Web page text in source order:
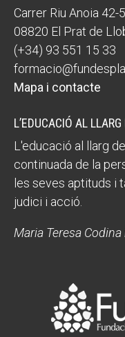
Carrer Riu Anoia 42-
08820 El Prat de
(+34) 93 551 15 33
Mapa i contacte
L’EDUCACIÓ AL
L'educació al llarg
continuada de la
les seves aptituds i
judici i acció.
Maria Teresa